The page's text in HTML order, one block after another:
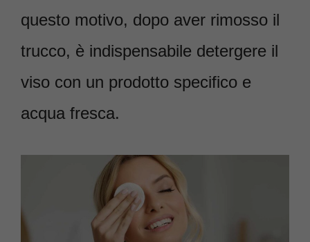
questo motivo, dopo aver rimosso il
trucco, è indispensabile detergere il
viso con un prodotto specifico e
acqua fresca.